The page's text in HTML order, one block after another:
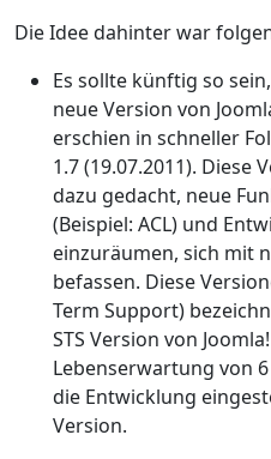
Die Idee dahinter war
Es sollte künftig so
neue Version von
erschien in schneller
1.7 (19.07.2011). Diese
dazu gedacht, neue
(Beispiel: ACL) und
einzuräumen, sich mit
befassen. Diese
Term Support)
STS Version von
Lebenserwartung von
die Entwicklung
Version.